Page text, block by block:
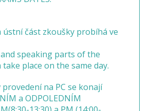
ústní část zkoušky probíhá ve
speaking parts of the
place on the same day.
provedení na PC se konají
a ODPOLEDNÍM